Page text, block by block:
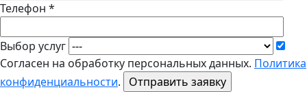
Телефон *
Выбор услуг
Согласен на обработку персональных данных. Политика
конфиденциальности.